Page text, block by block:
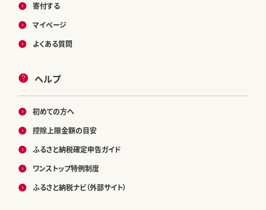
寄付する
マイページ
よくある質問
ヘルプ
初めての方へ
控除上限金額の目安
ふるさと納税確定申告ガイド
ワンストップ特例制度
ふるさと納税ナビ（外部サイト）